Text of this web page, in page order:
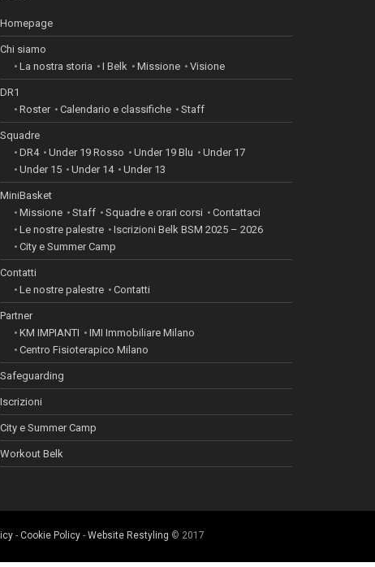
Homepage
Chi siamo
La nostra storia
I Belk Missione Visione
DR1
Roster
Calendario e classifiche Staff
Squadre
DR4
Under 19 Rosso Under 19 Blu
Under 17
Under 15
Under 14 Under 13
MiniBasket
Missione
Staff Squadre e orari corsi
Contattaci
Le nostre palestre
Iscrizioni Belk BSM 2025 – 2026
City e Summer Camp
Contatti
Le nostre palestre
Contatti
Partner
KM IMPIANTI
IMI Immobiliare Milano
Centro Fisioterapico Milano
Safeguarding
Iscrizioni
City e Summer Camp
Workout Belk
- Cookie Policy - Website Restyling © 2017